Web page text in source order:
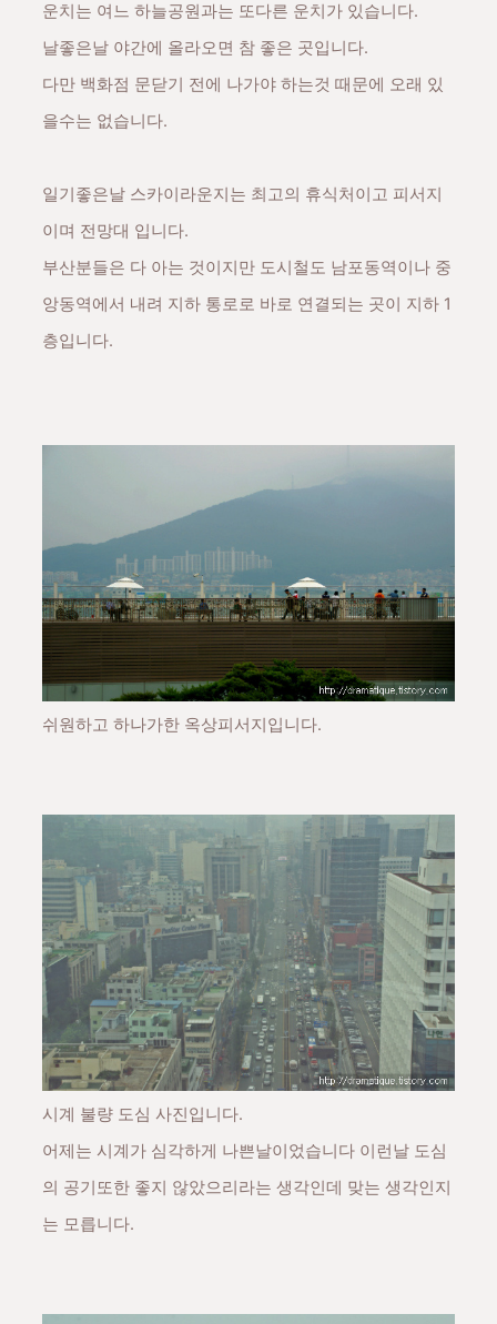
운치는 여느 하늘공원과는 또다른 운치가 있습니다.
날좋은날 야간에 올라오면 참 좋은 곳입니다.
다만 백화점 문닫기 전에 나가야 하는것 때문에 오래 있
을수는 없습니다.
일기좋은날 스카이라운지는 최고의 휴식처이고 피서지
이며 전망대 입니다.
부산분들은 다 아는 것이지만 도시철도 남포동역이나 중
앙동역에서 내려 지하 통로로 바로 연결되는 곳이 지하 1
층입니다.
쉬원하고 하나가한 옥상피서지입니다.
시계 불량 도심 사진입니다.
어제는 시계가 심각하게 나쁜날이었습니다 이런날 도심
의 공기또한 좋지 않았으리라는 생각인데 맞는 생각인지
는 모릅니다.